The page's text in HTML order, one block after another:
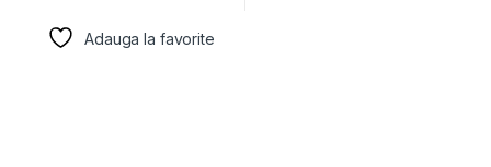
Adauga la favorite